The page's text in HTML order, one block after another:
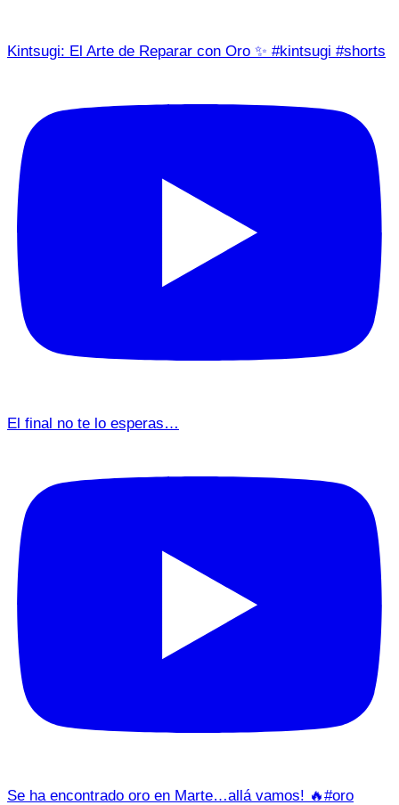
Kintsugi: El Arte de Reparar con Oro ✨ #kintsugi #shorts
El final no te lo esperas…
Se ha encontrado oro en Marte…allá vamos! 🔥#oro